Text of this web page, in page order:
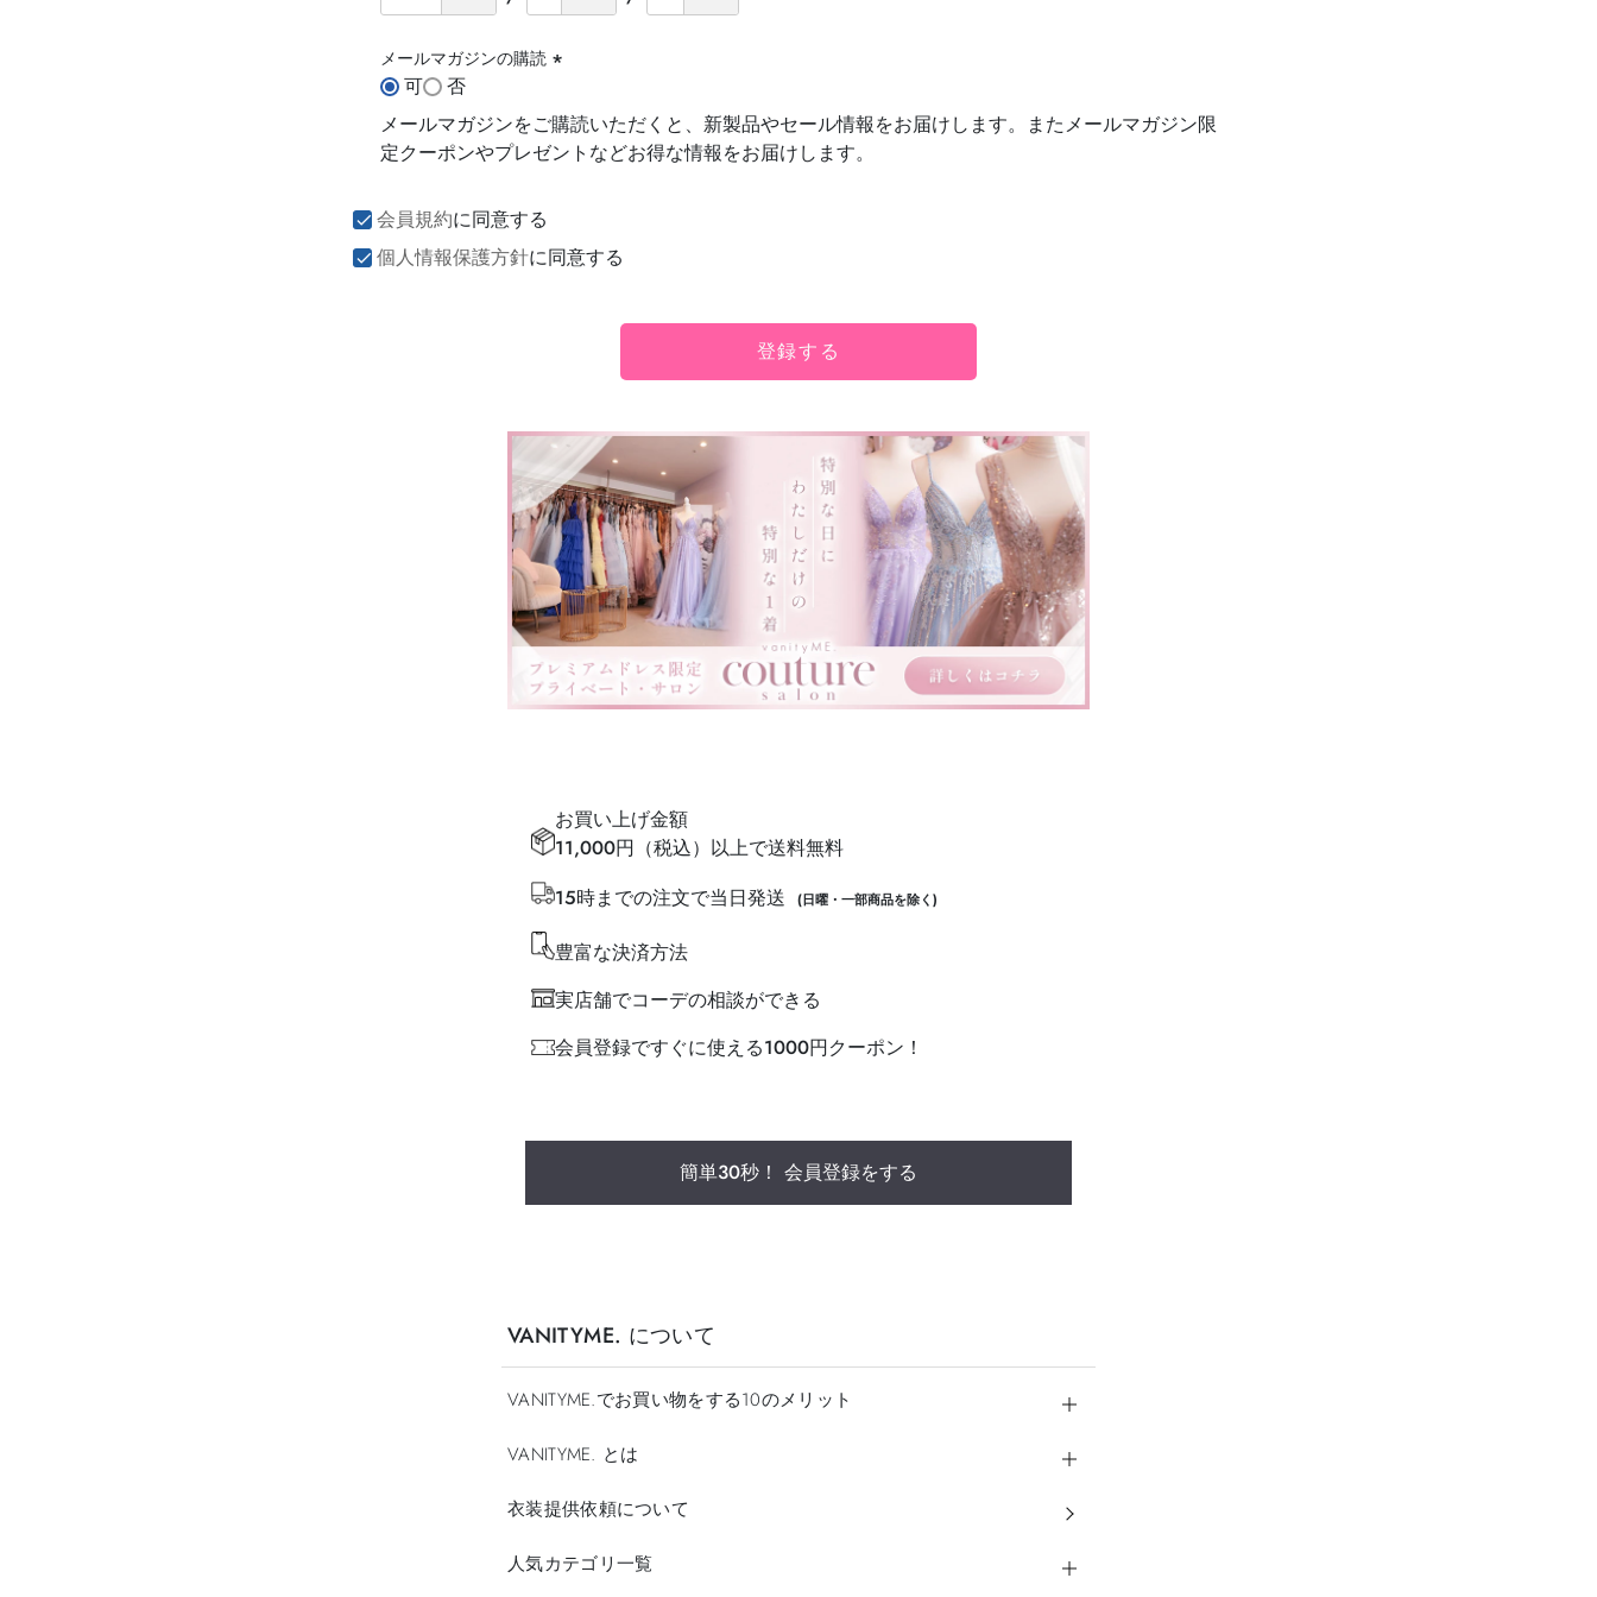
メールマガジンの購読
須)
可
否
メールマガジンをご購読いただくと、新製品やセール情報をお届けします。またメールマガジン限
定クーポンやプレゼントなどお得な情報をお届けします。
会員規約に同意する
個人情報保護方針に同意する
登録する
お買い上げ金額
11,000円（税込）以上で送料無料
15時までの注文で当日発送
(日曜・一部商品を除く)
豊富な決済方法
実店舗でコーデの相談ができる
会員登録ですぐに使える1000円クーポン！
簡単30秒！ 会員登録をする
VANITYME. について
VANITYME.でお買い物をする10のメリット
VANITYME. とは
衣装提供依頼について
人気カテゴリ一覧